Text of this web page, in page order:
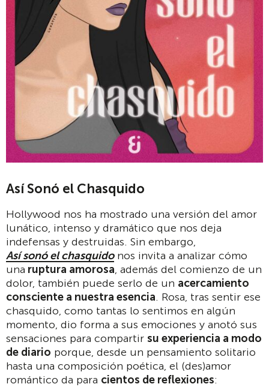
Así Sonó el Chasquido
Hollywood nos ha mostrado una versión del amor
lunático, intenso y dramático que nos deja
indefensas y destruidas. Sin embargo,
Así sonó el chasquidonos invita a analizar cómo
una ruptura amorosa, además del comienzo de un
dolor, también puede serlo de un acercamiento
consciente a nuestra esencia. Rosa, tras sentir ese
chasquido, como tantas lo sentimos en algún
momento, dio forma a sus emociones y anotó sus
sensaciones para compartir su experiencia a modo
de diario porque, desde un pensamiento solitario
hasta una composición poética, el (des)amor
romántico da para cientos de reflexiones: